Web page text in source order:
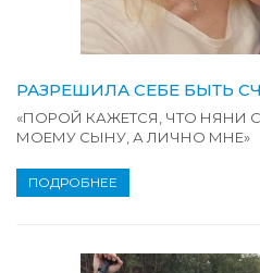
РАЗРЕШИЛА СЕБЕ БЫТЬ
«ПОРОЙ КАЖЕТСЯ, ЧТО НЯНИ
МОЕМУ СЫНУ, А ЛИЧНО МНЕ»
ПОДРОБНЕЕ